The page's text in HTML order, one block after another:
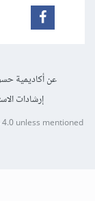
عن أكاديمية
إرشادات
4.0unless mentioned